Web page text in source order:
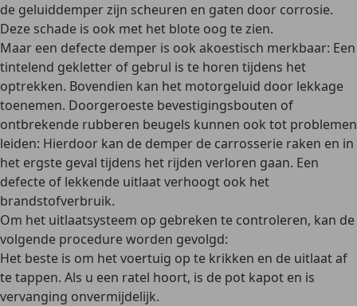
de geluiddemper zijn scheuren en gaten door corrosie.
Deze schade is ook met het blote oog te zien.
Maar een defecte demper is ook akoestisch merkbaar: Een
tintelend gekletter of gebrul is te horen tijdens het
optrekken. Bovendien kan het motorgeluid door lekkage
toenemen. Doorgeroeste bevestigingsbouten of
ontbrekende rubberen beugels kunnen ook tot problemen
leiden: Hierdoor kan de demper de carrosserie raken en in
het ergste geval tijdens het rijden verloren gaan. Een
defecte of lekkende uitlaatverhoogt ook het
brandstofverbruik.
Om het uitlaatsysteem op gebreken te controleren, kan de
volgende procedure worden gevolgd:
Het beste is om het voertuig op te krikken en de uitlaat af
te tappen. Als u een ratel hoort, is de pot kapot en is
vervanging onvermijdelijk.